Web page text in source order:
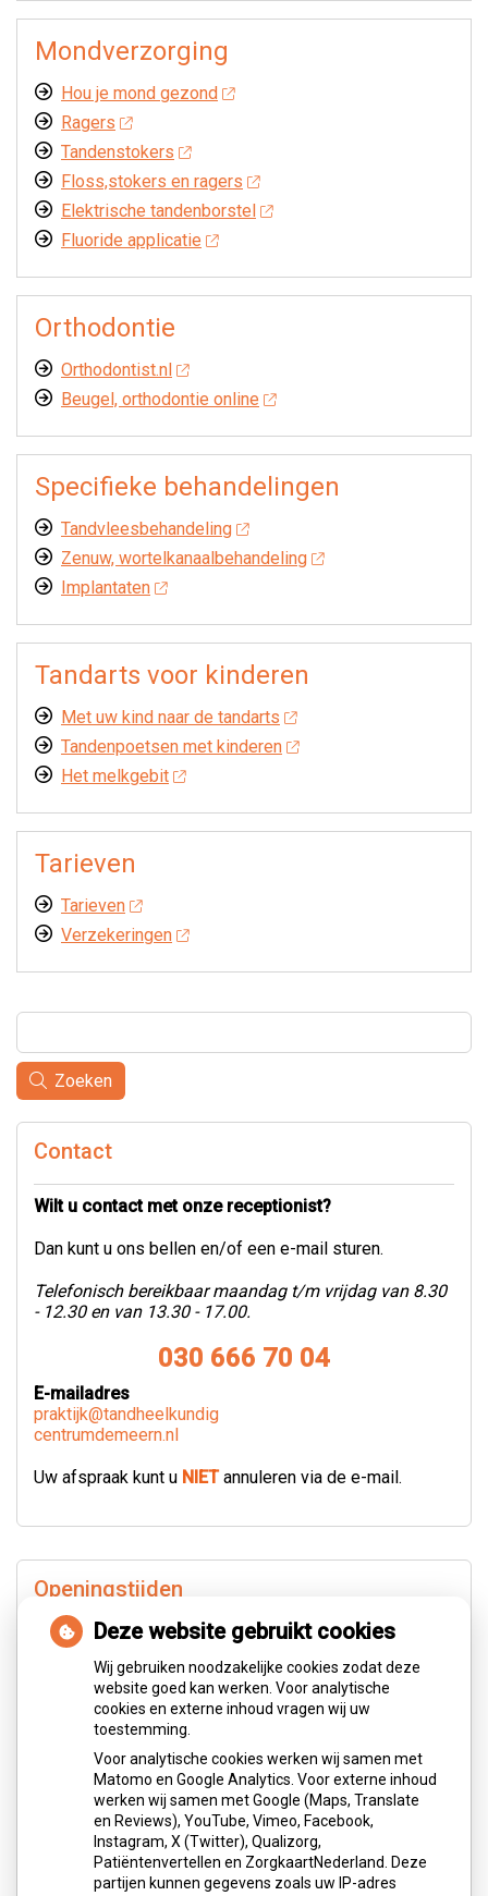
Mondverzorging
Hou je mond gezond
Ragers
Tandenstokers
Floss,stokers en ragers
Elektrische tandenborstel
Fluoride applicatie
Orthodontie
Orthodontist.nl
Beugel, orthodontie online
Specifieke behandelingen
Tandvleesbehandeling
Zenuw, wortelkanaalbehandeling
Implantaten
Tandarts voor kinderen
Met uw kind naar de tandarts
Tandenpoetsen met kinderen
Het melkgebit
Tarieven
Tarieven
Verzekeringen
Zoeken
Contact
Wilt u contact met onze receptionist?
Dan kunt u ons bellen en/of een e-mail sturen.
Telefonisch bereikbaar maandag t/m vrijdag van 8.30
- 12.30 en van 13.30 - 17.00.
030 666 70 04
E-mailadres
praktijk@tandheelkundig
centrumdemeern.nl
Uw afspraak kunt u NIETannuleren via de e-mail.
Openingstijden
Maandag: 08.00 tot
13.30 tot
- 17.00
Dinsdag:
08.00tot
- 12.30
13.30tot
- 17.00
13.30tot
- 17.00
Donderdag:
08.00tot
- 12.30
13.30tot
- 17.00
Vrijdag:
08.00tot
- 12.30
13.30tot
- 17.00
Deze website gebruikt cookies
Wij gebruiken noodzakelijke cookies zodat deze
website goed kan werken. Voor analytische
cookies en externe inhoud vragen wij uw
toestemming.
Voor analytische cookies werken wij samen met
Matomo en Google Analytics. Voor externe inhoud
werken wij samen met Google (Maps, Translate
en Reviews), YouTube, Vimeo, Facebook,
Instagram, X (Twitter), Qualizorg,
Patiëntenvertellen en ZorgkaartNederland. Deze
partijen kunnen gegevens zoals uw IP-adres